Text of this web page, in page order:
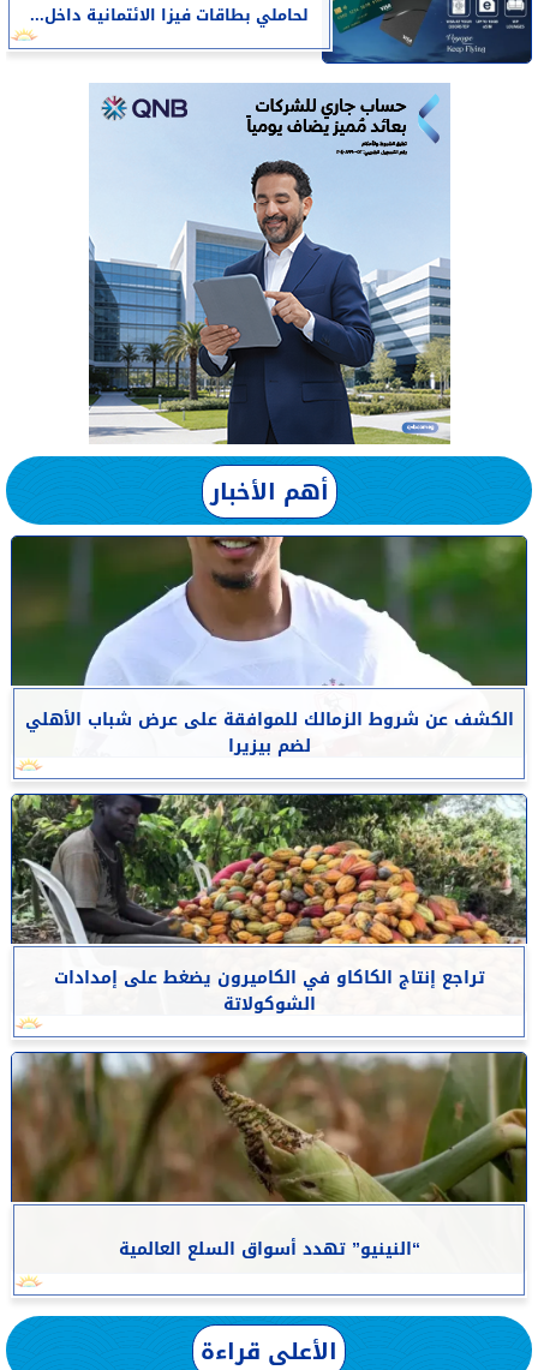
لحاملي بطاقات فيزا الائتمانية داخل...
أهم الأخبار
الكشف عن شروط الزمالك للموافقة على عرض شباب الأهلي
لضم بيزيرا
تراجع إنتاج الكاكاو في الكاميرون يضغط على إمدادات
الشوكولاتة
“النينيو” تهدد أسواق السلع العالمية
الأعلى قراءة